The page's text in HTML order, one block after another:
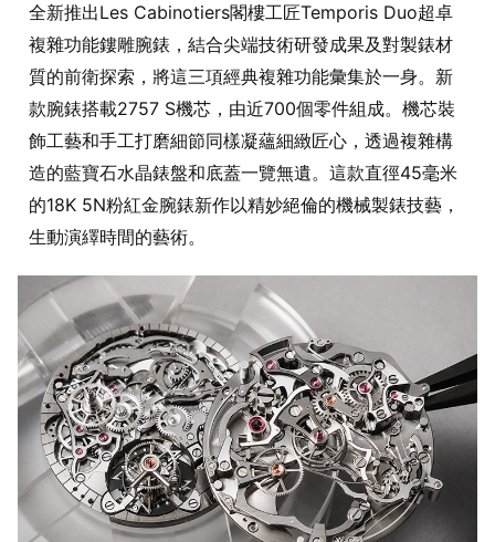
全新推出Les Cabinotiers閣樓工匠Temporis Duo超卓
複雜功能鏤雕腕錶，結合尖端技術研發成果及對製錶材
質的前衛探索，將這三項經典複雜功能彙集於一身。新
款腕錶搭載2757 S機芯，由近700個零件組成。機芯裝
飾工藝和手工打磨細節同樣凝蘊細緻匠心，透過複雜構
造的藍寶石水晶錶盤和底蓋一覽無遺。這款直徑45毫米
的18K 5N粉紅金腕錶新作以精妙絕倫的機械製錶技藝，
生動演繹時間的藝術。